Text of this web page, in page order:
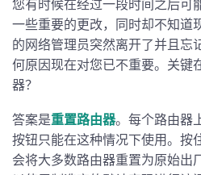
您有时候在经过一段时间之后可
一些重要的更改，同时却不知道
的网络管理员突然离开了并且忘
何原因现在对您已不重要。关键
器？
答案是重置路由器。每个路由器
按钮只能在这种情况下使用。按
会将大多数路由器重置为原始出